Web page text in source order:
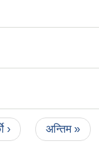
› अन्तिम »